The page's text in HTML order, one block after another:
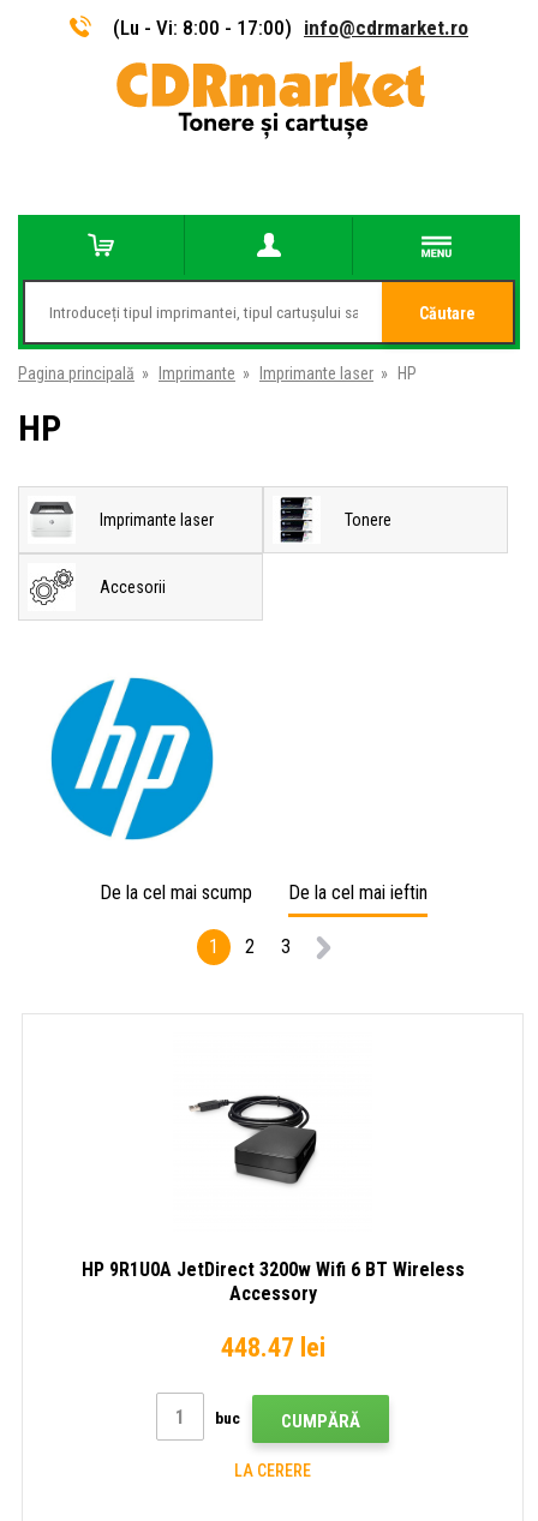
(Lu - Vi: 8:00 - 17:00) info@cdrmarket.ro
Căutare
Pagina principală » Imprimante » Imprimante laser » HP
HP
Imprimante laser Tonere
Accesorii
De la cel mai scump De la cel mai ieftin
1 2 3
HP 9R1U0A JetDirect 3200w Wifi 6 BT Wireless
Accessory
448.47 lei
buc CUMPĂRĂ
LA CERERE